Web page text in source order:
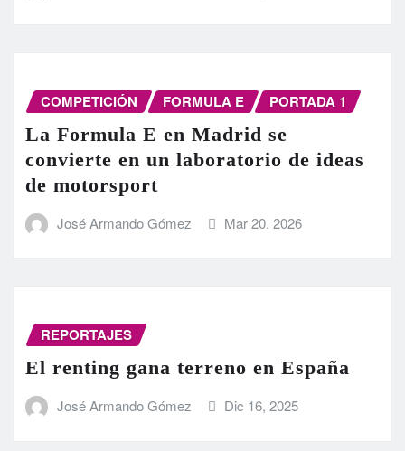
COMPETICIÓN FORMULA E PORTADA 1
La Formula E en Madrid se
convierte en un laboratorio de ideas
de motorsport
José Armando Gómez Mar 20, 2026
REPORTAJES
El renting gana terreno en España
José Armando Gómez Dic 16, 2025